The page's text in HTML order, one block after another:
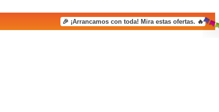
🎉 ¡Arrancamos con toda! Mira estas ofertas. 🔥